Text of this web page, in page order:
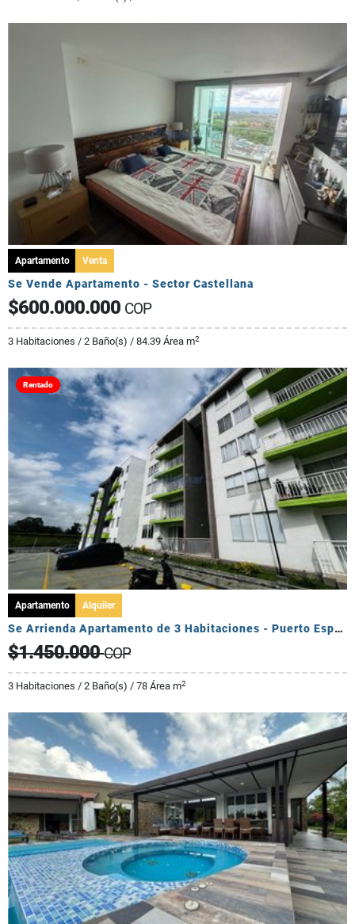
Apartamento Venta
Se Vende Apartamento - Sector Castellana
$600.000.000 COP
3 Habitaciones / 2 Baño(s) / 84.39 Área m2
Rentado
Apartamento Alquiler
Se Arrienda Apartamento de 3 Habitaciones - Puerto Espejo
$1.450.000COP
3 Habitaciones / 2 Baño(s) / 78 Área m2